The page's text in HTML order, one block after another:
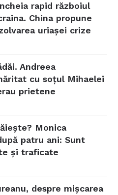
rapid războiul
China propune
uriașei crize
Andreea
cu soțul Mihaelei
prietene
Monica
patru ani: Sunt
și traficate
despre mișcarea